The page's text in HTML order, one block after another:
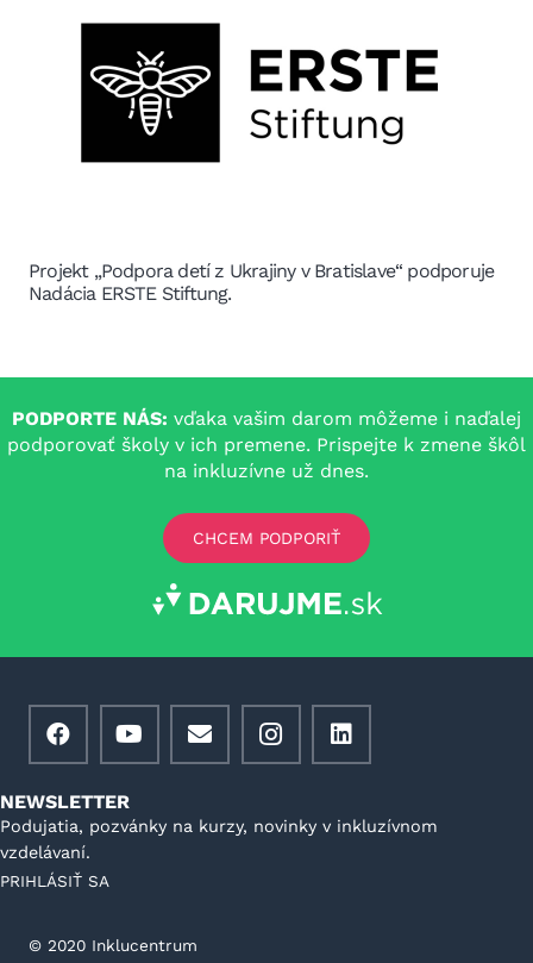
Projekt „Podpora detí z Ukrajiny v Bratislave“ podporuje
Nadácia ERSTE Stiftung.
PODPORTE NÁS: vďaka vašim darom môžeme i naďalej
podporovať školy v ich premene. Prispejte k zmene škôl
na inkluzívne už dnes.
CHCEM PODPORIŤ
NEWSLETTER
Podujatia, pozvánky na kurzy, novinky v inkluzívnom
vzdelávaní.
PRIHLÁSIŤ SA
©️ 2020 Inklucentrum